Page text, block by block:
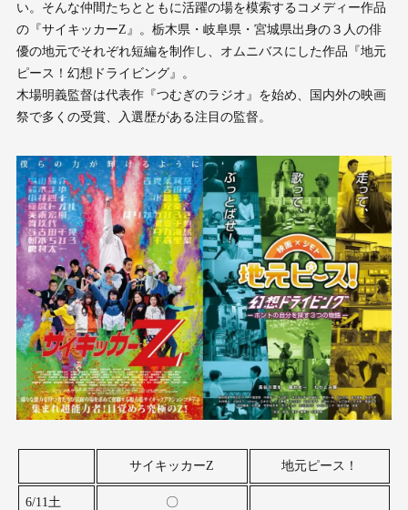
い。そんな仲間たちとともに活躍の場を模索するコメディー作品
の『サイキッカーZ』。栃木県・岐阜県・宮城県出身の３人の俳
優の地元でそれぞれ短編を制作し、オムニバスにした作品『地元
ピース！幻想ドライビング』。
木場明義監督は代表作『つむぎのラジオ』を始め、国内外の映画
祭で多くの受賞、入選歴がある注目の監督。
サイキッカーZ 地元ピース！
6/11土 〇